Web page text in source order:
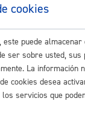
de dibujos:
cookies
puede
ser sobre usted,
La información
cookies desea
servicios que